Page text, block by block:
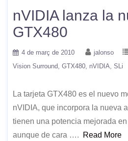
nVIDIA lanza la
GTX480
4 de març de 2010 jalonso
Vision Surround GTX480 nVIDIA SLi
La tarjeta GTX480 es el nuevo
nVIDIA, que incorpora la nueva
tienen una potencia mejorada
aunque de cara ….
Read More